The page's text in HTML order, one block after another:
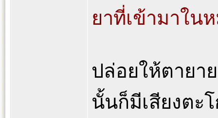
ยาที่เข้ามาใน
ปล่อยให้ตายา
นั้นก็มีเสียงตะ